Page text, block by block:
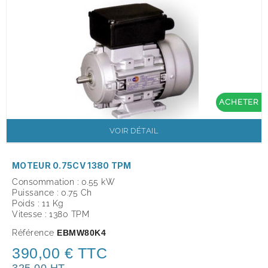
ACHETER
VOIR DÉTAIL
MOTEUR 0.75CV 1380 TPM
Consommation : 0.55 kW
Puissance : 0.75 Ch
Poids : 11 Kg
Vitesse : 1380 TPM
Référence EBMW80K4
390,00 € TTC